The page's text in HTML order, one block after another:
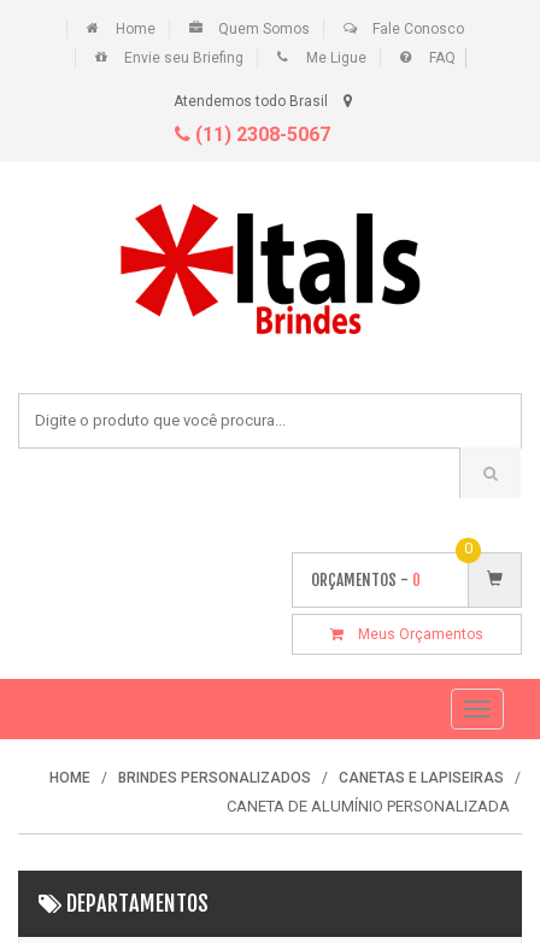
Home Quem Somos
Fale Conosco
Envie seu Briefing
Me Ligue FAQ
Atendemos todo Brasil
(11) 2308-5067
ORÇAMENTOS - 0
0
Meus Orçamentos
Toggle
HOME BRINDES PERSONALIZADOS CANETAS E LAPISEIRAS
CANETA DE ALUMÍNIO PERSONALIZADA
DEPARTAMENTOS